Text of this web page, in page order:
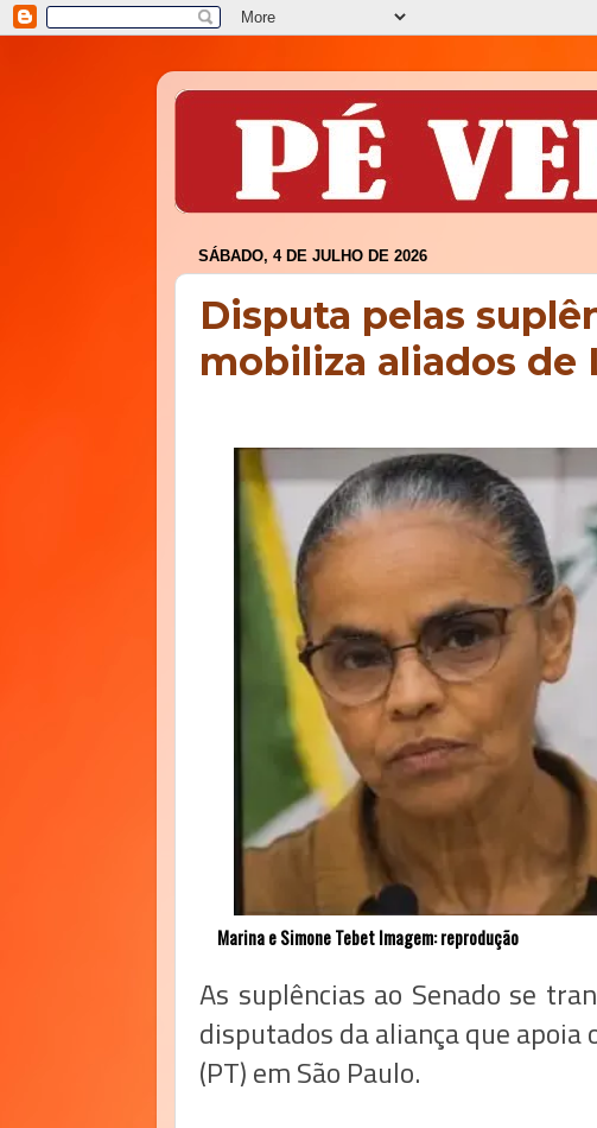
SÁBADO, 4 DE JULHO DE 2026
Disputa pelas
mobiliza aliados de
Marina e Simone Tebet Imagem: reprodução
As suplências ao Senado se
disputados da aliança que
(PT) em São Paulo.